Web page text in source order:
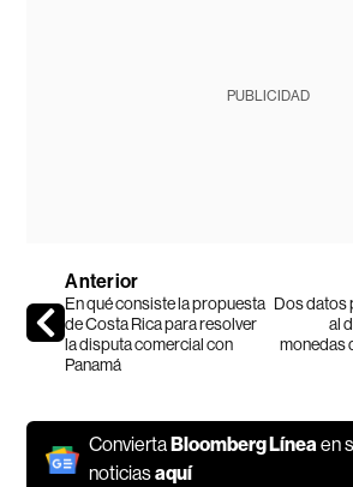
PUBLICIDAD
Anterior
En qué consiste la propuesta
de Costa Rica para resolver
la disputa comercial con
Panamá
Dos datos
al
monedas
Convierta Bloomberg Líneaen
noticiasaquí